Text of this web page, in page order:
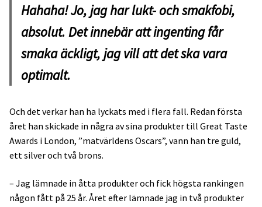
Hahaha! Jo, jag har lukt- och smakfobi,
absolut. Det innebär att ingenting får
smaka äckligt, jag vill att det ska vara
optimalt.
Och det verkar han ha lyckats med i flera fall. Redan första
året han skickade in några av sina produkter till Great Taste
Awards i London, ”matvärldens Oscars”, vann han tre guld,
ett silver och två brons.
– Jag lämnade in åtta produkter och fick högsta rankingen
någon fått på 25 år. Året efter lämnade jag in två produkter